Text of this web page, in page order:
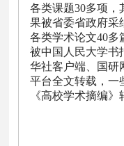
各类课题30多项，
果被省委省政府采
各类学术论文40多
被中国人民大学书
华社客户端、国研
平台全文转载，一
《高校学术摘编》